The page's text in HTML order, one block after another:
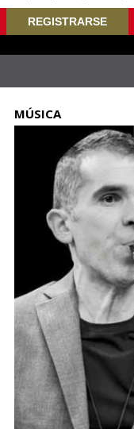
REGISTRARSE
MÚSICA